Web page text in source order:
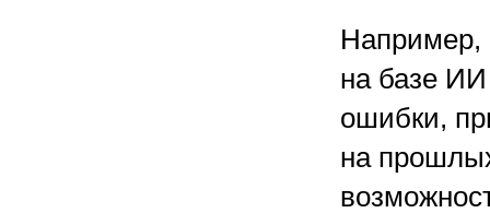
Например,
на базе ИИ
ошибки,
на